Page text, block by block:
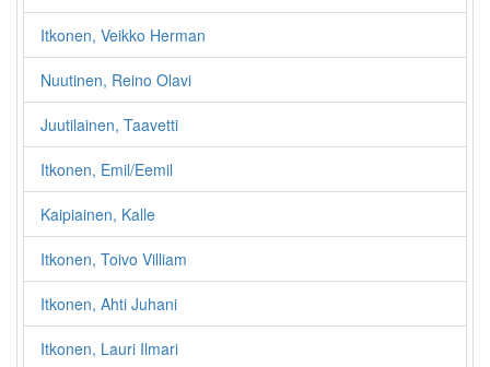
Itkonen, Veikko Herman
Nuutinen, Reino Olavi
Juutilainen, Taavetti
Itkonen, Emil/Eemil
Kaipiainen, Kalle
Itkonen, Toivo Villiam
Itkonen, Ahti Juhani
Itkonen, Lauri Ilmari